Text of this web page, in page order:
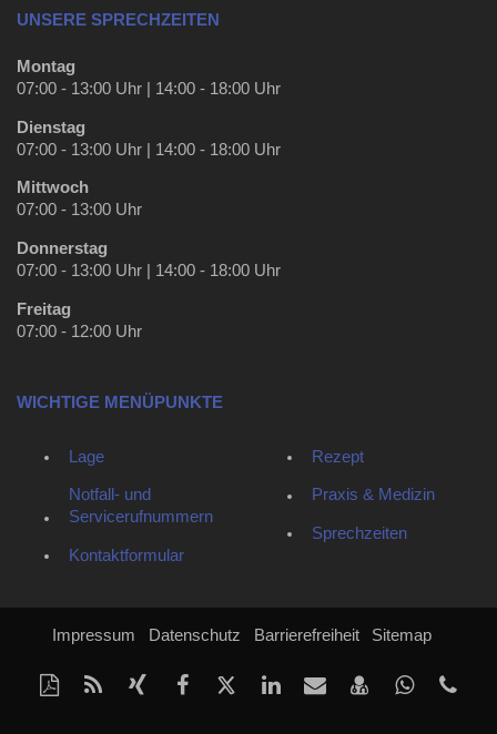
UNSERE SPRECHZEITEN
Montag
07:00 - 13:00 Uhr | 14:00 - 18:00 Uhr
Dienstag
07:00 - 13:00 Uhr | 14:00 - 18:00 Uhr
Mittwoch
07:00 - 13:00 Uhr
Donnerstag
07:00 - 13:00 Uhr | 14:00 - 18:00 Uhr
Freitag
07:00 - 12:00 Uhr
WICHTIGE MENÜPUNKTE
Lage
Notfall- und
Servicerufnummern
Kontaktformular
Rezept
Praxis & Medizin
Sprechzeiten
Impressum Datenschutz Barrierefreiheit Sitemap
Diese
Seite
RSS-
Feed
Auf
Xing
Auf
Facebook
Auf
Twitter
LinkedIn
Per
Mail
vCard
speichern
Auf
Whatsapp